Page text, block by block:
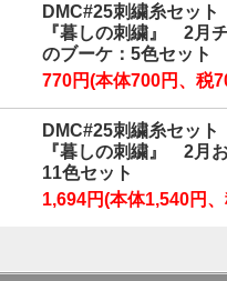
DMC#25刺繍糸セッ
『暮しの刺繍』 2月
のブーケ：5色セット
770円(本体700円、税
DMC#25刺繍糸セッ
『暮しの刺繍』 2月
11色セット
1,694円(本体1,540円